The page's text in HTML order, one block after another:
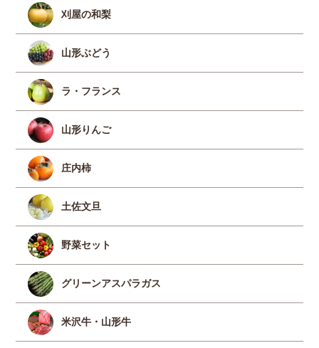
刈屋の和梨
山形ぶどう
ラ・フランス
山形りんご
庄内柿
土佐文旦
野菜セット
グリーンアスパラガス
米沢牛・山形牛